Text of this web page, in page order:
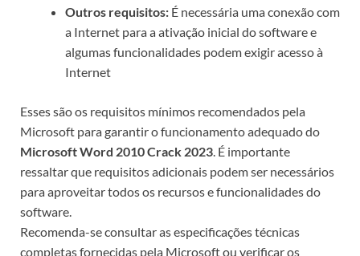
Outros requisitos: É necessária uma conexão com
a Internet para a ativação inicial do software e
algumas funcionalidades podem exigir acesso à
Internet
Esses são os requisitos mínimos recomendados pela
Microsoft para garantir o funcionamento adequado do
Microsoft Word 2010 Crack 2023 . É importante
ressaltar que requisitos adicionais podem ser necessários
para aproveitar todos os recursos e funcionalidades do
software.
Recomenda-se consultar as especificações técnicas
completas fornecidas pela Microsoft ou verificar os